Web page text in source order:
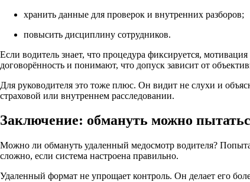
хранить данные для проверок и внутренних разборов;
повысить дисциплину сотрудников.
Если водитель знает, что процедура фиксируется,
договорённость и понимают, что допуск зависит от
Для руководителя это тоже плюс. Он видит не слухи и
страховой или внутреннем расследовании.
Заключение: обмануть можно
Можно ли обмануть удаленный медосмотр водителя?
сложно, если система настроена правильно.
Удаленный формат не упрощает контроль. Он делает его